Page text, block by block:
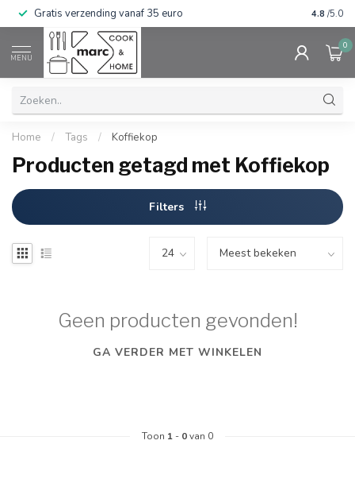
Gratis verzending vanaf 35 euro 4.8 /5.0
MENU
0
Home / Tags / Koffiekop
Producten getagd met Koffiekop
Filters
Geen producten gevonden!
GA VERDER MET WINKELEN
Toon 1 - 0van 0